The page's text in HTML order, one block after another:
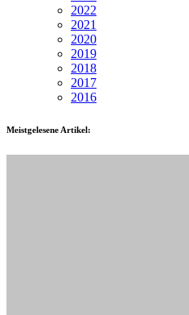
2022
2021
2020
2019
2018
2017
2016
Meistgelesene Artikel: